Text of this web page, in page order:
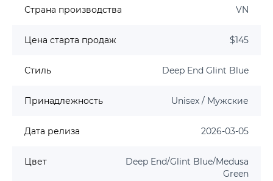
Страна производства VN
Цена старта продаж $145
Стиль Deep End Glint Blue
Принадлежность Unisex / Мужские
Дата релиза 2026-03-05
Цвет
Deep End/Glint Blue/Medusa
Green